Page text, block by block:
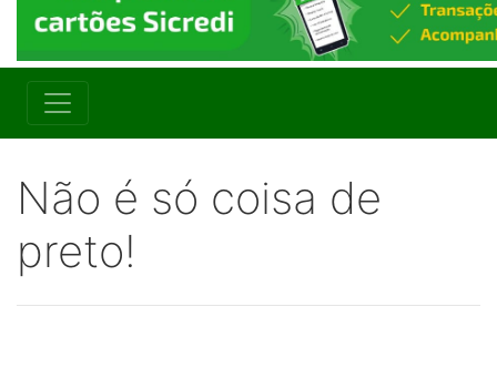
Não é só coisa de
preto!